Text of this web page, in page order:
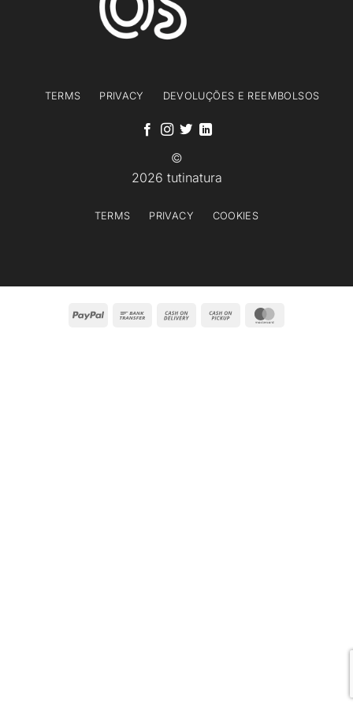
TERMS PRIVACY DEVOLUÇÕES E REEMBOLSOS
©
2026 tutinatura
TERMS PRIVACY COOKIES
PayPal
Bank
Cash
Cash